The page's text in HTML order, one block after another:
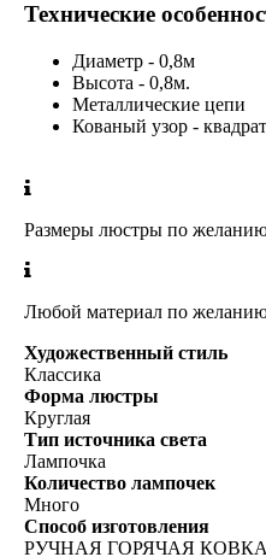
Технические
Диаметр - 0,8м
Высота - 0,8м.
Металлические цепи
Кованый узор -
Размеры люстры по
Любой материал по
Художественный стиль
Классика
Форма люстры
Круглая
Тип источника света
Лампочка
Количество лампочек
Много
Способ изготовления
РУЧНАЯ ГОРЯЧАЯ КОВКА